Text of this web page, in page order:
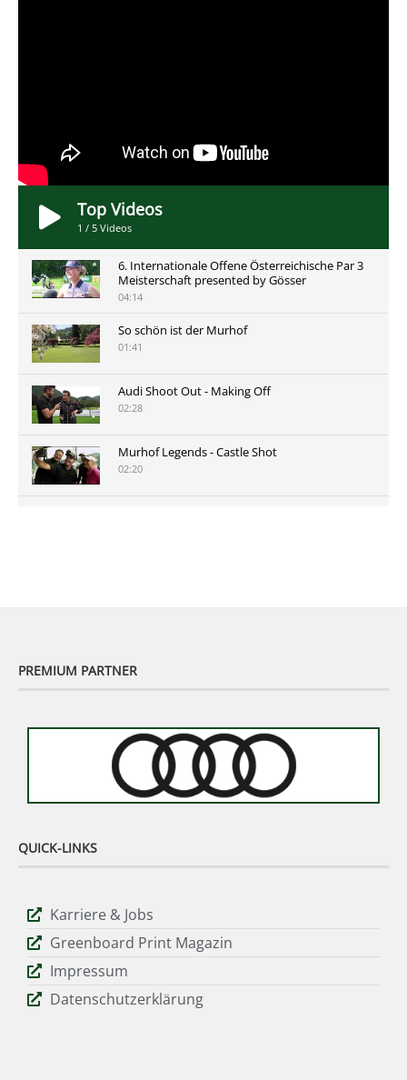
Top Videos
1 / 5 Videos
6. Internationale Offene Österreichische Par 3
Meisterschaft presented by Gösser
04:14
So schön ist der Murhof
01:41
Audi Shoot Out - Making Off
02:28
Murhof Legends - Castle Shot
02:20
PREMIUM PARTNER
QUICK-LINKS
Karriere & Jobs
Greenboard Print Magazin
Impressum
Datenschutzerklärung